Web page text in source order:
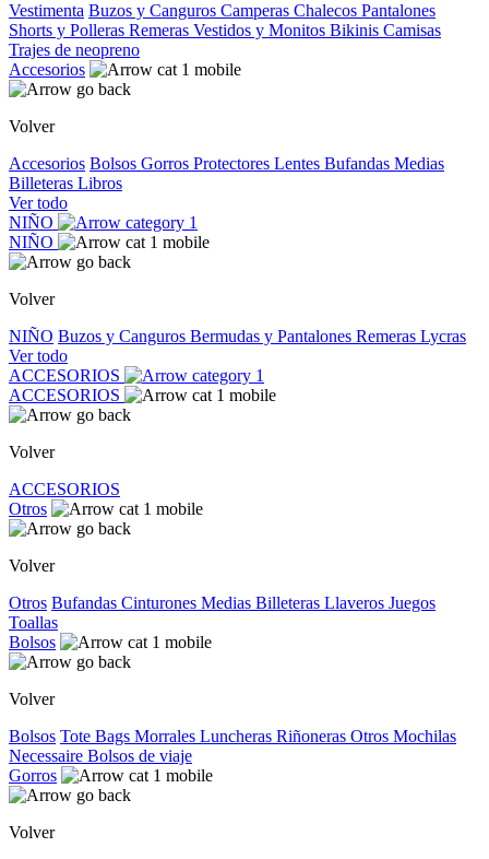
Vestimenta Buzos y Canguros Camperas Chalecos Pantalones
Shorts y Polleras Remeras Vestidos y Monitos Bikinis Camisas
Trajes de neopreno
Accesorios
Volver
Accesorios Bolsos Gorros Protectores Lentes Bufandas Medias
Billeteras Libros
Ver todo
NIÑO
NIÑO
Volver
NIÑO Buzos y Canguros Bermudas y Pantalones Remeras Lycras
Ver todo
ACCESORIOS
ACCESORIOS
Volver
ACCESORIOS
Otros
Volver
Otros Bufandas Cinturones Medias Billeteras Llaveros Juegos
Toallas
Bolsos
Volver
Bolsos Tote Bags Morrales Luncheras Riñoneras Otros Mochilas
Necessaire Bolsos de viaje
Gorros
Volver